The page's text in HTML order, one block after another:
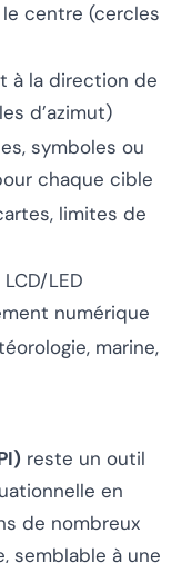
centre (cercles
à la direction de
d’azimut)
symboles ou
chaque cible
limites de
LED
numérique
marine,
reste un outil
en
de nombreux
semblable à une